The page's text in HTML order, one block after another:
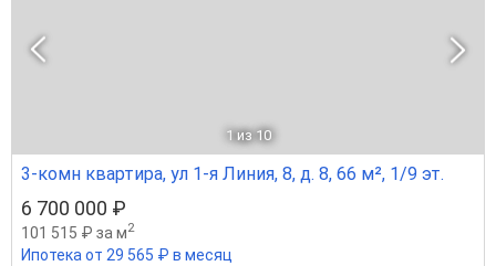
1 из 10
3-комн квартира, ул 1-я Линия, 8, д. 8, 66 м², 1/9 эт.
6 700 000 ₽
101 515 ₽ за м2
Ипотека от 29 565 ₽ в месяц